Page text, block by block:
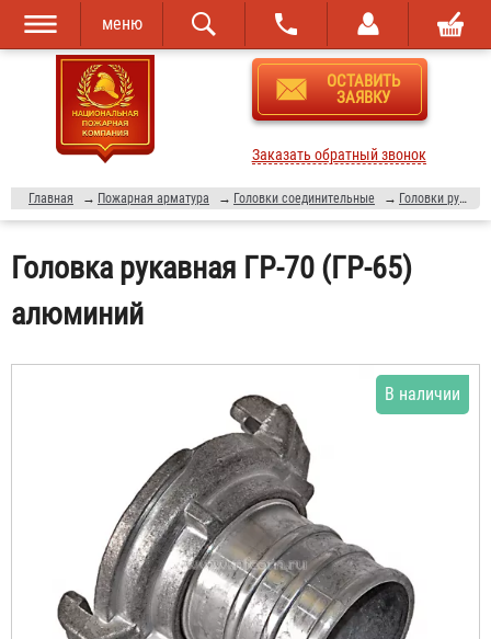
Перейти к
основному
содержанию
Skip to
navigation
меню
ОСТАВИТЬ
ЗАЯВКУ
Заказать обратный звонок
Главная → Пожарная арматура → Головки соединительные → Головки рукавные
Головка рукавная ГР-70 (ГР-65)
алюминий
В наличии